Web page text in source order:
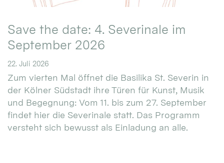
Save the date: 4. Severinale im
September 2026
22. Juli 2026
Zum vierten Mal öffnet die Basilika St. Severin in
der Kölner Südstadt ihre Türen für Kunst, Musik
und Begegnung: Vom 11. bis zum 27. September
findet hier die Severinale statt. Das Programm
versteht sich bewusst als Einladung an alle.